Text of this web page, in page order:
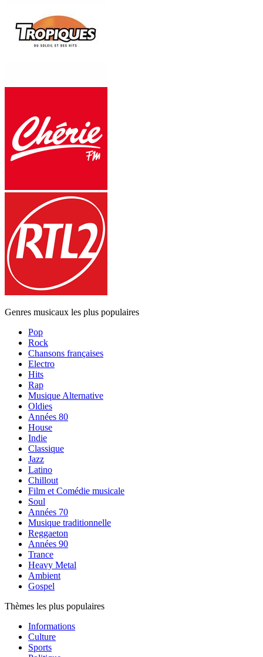
Genres musicaux les plus populaires
Pop
Rock
Chansons françaises
Electro
Hits
Rap
Musique Alternative
Oldies
Années 80
House
Indie
Classique
Jazz
Latino
Chillout
Film et Comédie musicale
Soul
Années 70
Musique traditionnelle
Reggaeton
Années 90
Trance
Heavy Metal
Ambient
Gospel
Thèmes les plus populaires
Informations
Culture
Sports